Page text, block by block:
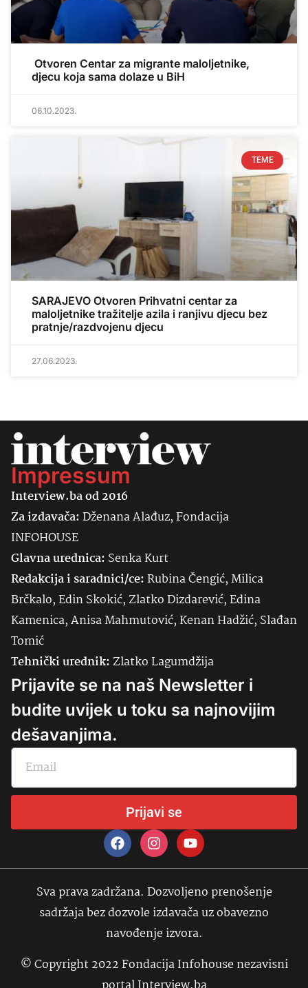
Otvoren Centar za migrante maloljetnike,
djecu koja sama dolaze u BiH
06.10.2023.
TEME
SARAJEVO Otvoren Prihvatni centar za
maloljetnike tražitelje azila i ranjivu djecu bez
pratnje/razdvojenu djecu
27.06.2023.
Impressum
Interview.ba od 2016
Za izdavača:Dženana Alađuz, Fondacija
INFOHOUSE
Glavna urednica: SenkaKurt
Redakcija i saradnici/ce:Rubina Čengić, Milica
Brčkalo, Edin Skokić, Zlatko Dizdarević, Edina
Kamenica, Anisa Mahmutović, Kenan Hadžić, Slađan
Tomić
Tehnički urednik:Zlatko Lagumdžija
Prijavite se na naš Newsletter i
budite uvijek u toku sa najnovijim
dešavanjima.
Prijavi se
Sva prava zadržana. Dozvoljeno prenošenje
sadržaja bez dozvole izdavača uz obavezno
navođenje izvora.
© Copyright 2022 Fondacija Infohouse nezavisni